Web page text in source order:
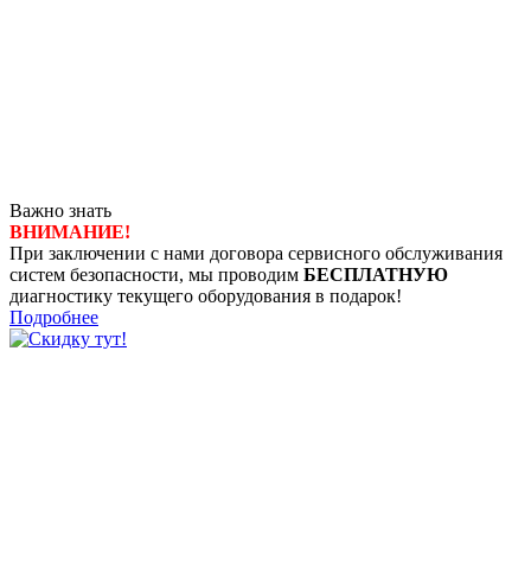
Важно знать
ВНИМАНИЕ!
При заключении с нами договора сервисного обслуживания
систем безопасности, мы проводим БЕСПЛАТНУЮ
диагностику текущего оборудования в подарок!
Подробнее